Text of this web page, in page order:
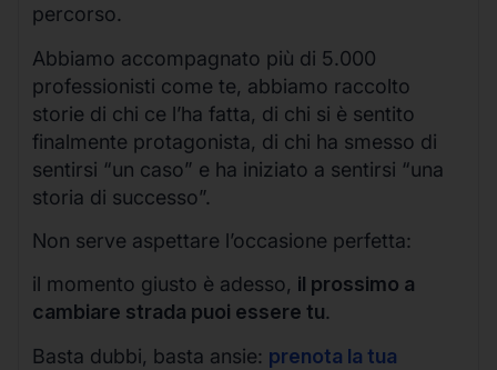
percorso.
Abbiamo accompagnato più di 5.000
professionisti come te, abbiamo raccolto
storie di chi ce l’ha fatta, di chi si è sentito
finalmente protagonista, di chi ha smesso di
sentirsi “un caso” e ha iniziato a sentirsi “una
storia di successo”.
Non serve aspettare l’occasione perfetta:
il momento giusto è adesso, il prossimo a
cambiare strada puoi essere tu.
Basta dubbi, basta ansie: prenota la tua